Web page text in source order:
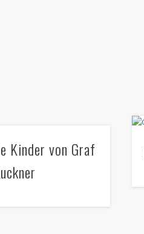
Kinder von Graf